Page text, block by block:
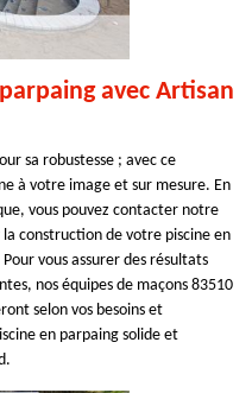
avec Artisan
sa robustesse ; avec ce
à votre image et sur mesure. En
vous pouvez contacter notre
construction de votre piscine en
vous assurer des résultats
nos équipes de maçons 83510
selon vos besoins et
en parpaing solide et